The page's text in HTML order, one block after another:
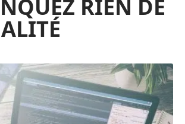
RIEN DE